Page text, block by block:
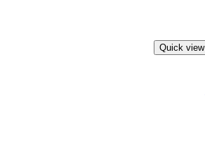
Quick view